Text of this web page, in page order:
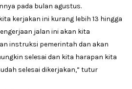
pada bulan agustus.
kerjakan ini kurang lebih 13 hingga
jalan ini akan kita
instruksi pemerintah dan akan
selesai dan kita harapan kita
selesai dikerjakan,” tutur